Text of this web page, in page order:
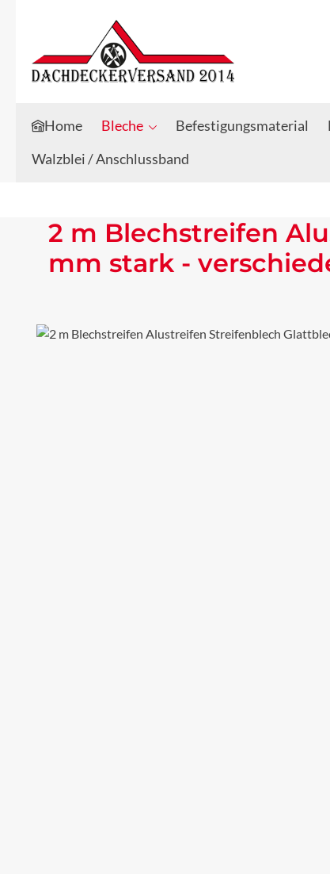
Zum Hauptinhalt springen
Zur Suche springen
Home Bleche Befestigungsmaterial
Walzblei / Anschlussband
2 m Blechstreifen
mm stark -
Bildergalerie überspringen